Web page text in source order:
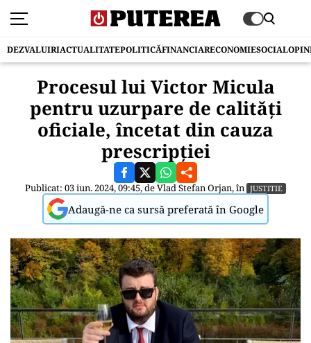
DEZVALUIRIACTUALITATEPOLITICĂFINANCIARECONOMIESOCIAL
Procesul lui Victor Micula
pentru uzurpare de calităţi
oficiale, încetat din cauza
prescripției
Publicat: 03 iun. 2024, 09:45, deVlad Stefan Orjan, în JUSTITIE
Adaugă-ne ca sursă preferată în Google